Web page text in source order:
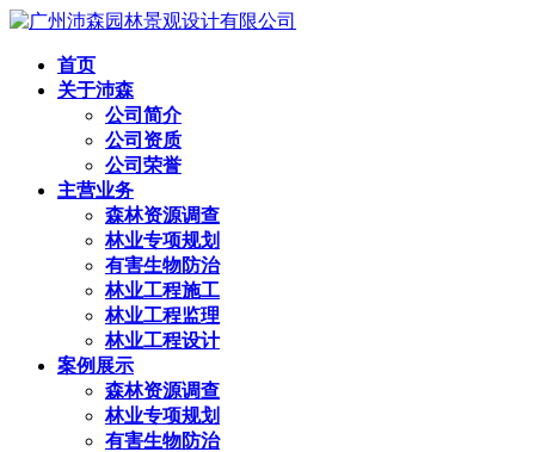
首页
关于沛森
公司简介
公司资质
公司荣誉
主营业务
森林资源调查
林业专项规划
有害生物防治
林业工程施工
林业工程监理
林业工程设计
案例展示
森林资源调查
林业专项规划
有害生物防治